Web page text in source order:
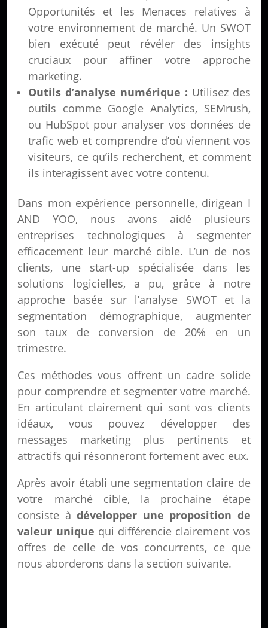
Opportunités et les Menaces relatives à
votre environnement de marché. Un SWOT
bien exécuté peut révéler des insights
cruciaux pour affiner votre approche
marketing.
Outils d’analyse numérique : Utilisez des
outils comme Google Analytics, SEMrush,
ou HubSpot pour analyser vos données de
trafic web et comprendre d’où viennent vos
visiteurs, ce qu’ils recherchent, et comment
ils interagissent avec votre contenu.
Dans mon expérience personnelle, dirigean I
AND YOO, nous avons aidé plusieurs
entreprises technologiques à segmenter
efficacement leur marché cible. L’un de nos
clients, une start-up spécialisée dans les
solutions logicielles, a pu, grâce à notre
approche basée sur l’analyse SWOT et la
segmentation démographique, augmenter
son taux de conversion de 20% en un
trimestre.
Ces méthodes vous offrent un cadre solide
pour comprendre et segmenter votre marché.
En articulant clairement qui sont vos clients
idéaux, vous pouvez développer des
messages marketing plus pertinents et
attractifs qui résonneront fortement avec eux.
Après avoir établi une segmentation claire de
votre marché cible, la prochaine étape
consiste àdévelopper une proposition de
valeur unique qui différencie clairement vos
offres de celle de vos concurrents, ce que
nous aborderons dans la section suivante.